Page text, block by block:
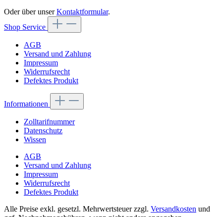
Oder über unserKontaktformular.
Shop Service
AGB
Versand und Zahlung
Impressum
Widerrufsrecht
Defektes Produkt
Informationen
Zolltarifnummer
Datenschutz
Wissen
AGB
Versand und Zahlung
Impressum
Widerrufsrecht
Defektes Produkt
Alle Preise exkl. gesetzl. Mehrwertsteuer zzgl. Versandkosten und